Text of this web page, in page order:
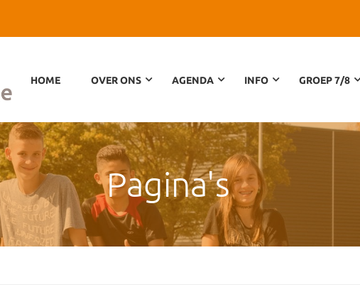
HOME OVER ONS AGENDA INFO GROEP 7/8
Pagina's